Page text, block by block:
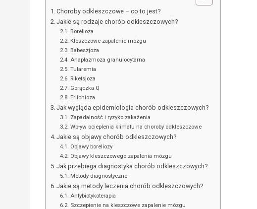
Choroby odkleszczowe – co to jest?
Jakie są rodzaje chorób odkleszczowych?
Borelioza
Kleszczowe zapalenie mózgu
Babeszjoza
Anaplazmoza granulocytarna
Tularemia
Riketsjoza
Gorączka Q
Erlichioza
Jak wygląda epidemiologia chorób odkleszczowych?
Zapadalność i ryzyko zakażenia
Wpływ ocieplenia klimatu na choroby odkleszczowe
Jakie są objawy chorób odkleszczowych?
Objawy boreliozy
Objawy kleszczowego zapalenia mózgu
Jak przebiega diagnostyka chorób odkleszczowych?
Metody diagnostyczne
Jakie są metody leczenia chorób odkleszczowych?
Antybiotykoterapia
Szczepienie na kleszczowe zapalenie mózgu